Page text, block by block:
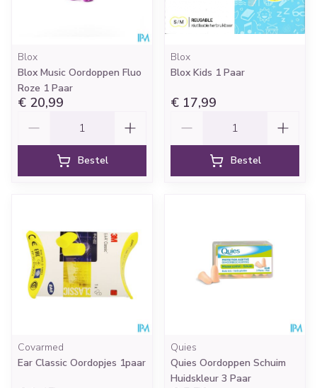
Blox
Blox Music Oordoppen Fluo
Roze 1 Paar
€ 20,99
Bestel
Blox
Blox Kids 1 Paar
€ 17,99
Bestel
Covarmed
Ear Classic Oordopjes 1paar
Quies
Quies Oordoppen Schuim
Huidskleur 3 Paar